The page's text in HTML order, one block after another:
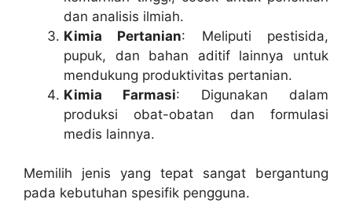
dan analisis ilmiah.
Kimia Pertanian: Meliputi pestisida,
pupuk, dan bahan aditif lainnya untuk
mendukung produktivitas pertanian.
Kimia Farmasi: Digunakan dalam
produksi obat-obatan dan formulasi
medis lainnya.
Memilih jenis yang tepat sangat bergantung
pada kebutuhan spesifik pengguna.